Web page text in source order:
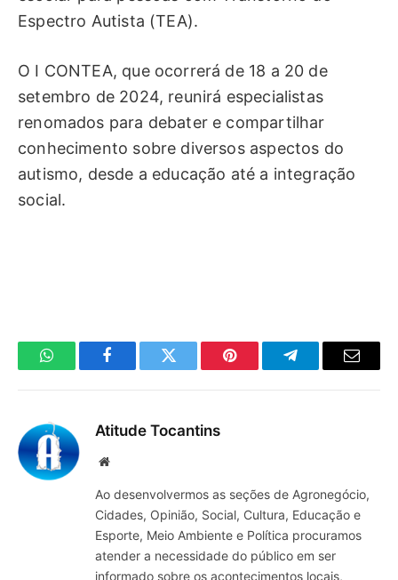
Espectro Autista (TEA).
O I CONTEA, que ocorrerá de 18 a 20 de
setembro de 2024, reunirá especialistas
renomados para debater e compartilhar
conhecimento sobre diversos aspectos do
autismo, desde a educação até a integração
social.
WhatsAppFacebookTwitter Pinterest TelegramaE-
Atitude Tocantins
Site
Ao desenvolvermos as seções de Agronegócio,
Cidades, Opinião, Social, Cultura, Educação e
Esporte, Meio Ambiente e Política procuramos
atender a necessidade do público em ser
informado sobre os acontecimentos locais,